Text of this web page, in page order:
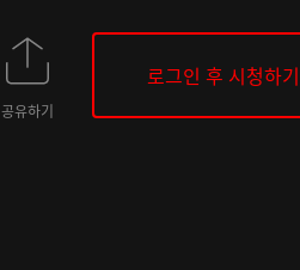
공유하기
로그인 후 시청하기